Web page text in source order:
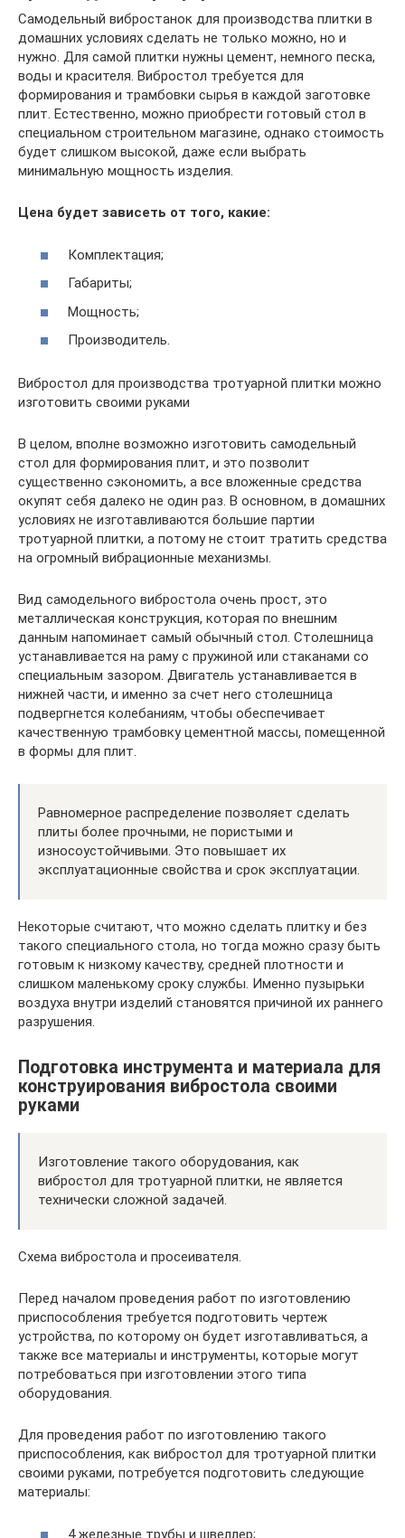
Самодельный вибростанок для производства плитки в
домашних условиях сделать не только можно, но и
нужно. Для самой плитки нужны цемент, немного песка,
воды и красителя. Вибростол требуется для
формирования и трамбовки сырья в каждой заготовке
плит. Естественно, можно приобрести готовый стол в
специальном строительном магазине, однако стоимость
будет слишком высокой, даже если выбрать
минимальную мощность изделия.
Цена будет зависеть от того, какие:
Комплектация;
Габариты;
Мощность;
Производитель.
Вибростол для производства тротуарной плитки можно
изготовить своими руками
В целом, вполне возможно изготовить самодельный
стол для формирования плит, и это позволит
существенно сэкономить, а все вложенные средства
окупят себя далеко не один раз. В основном, в домашних
условиях не изготавливаются большие партии
тротуарной плитки, а потому не стоит тратить средства
на огромный вибрационные механизмы.
Вид самодельного вибростола очень прост, это
металлическая конструкция, которая по внешним
данным напоминает самый обычный стол. Столешница
устанавливается на раму с пружиной или стаканами со
специальным зазором. Двигатель устанавливается в
нижней части, и именно за счет него столешница
подвергнется колебаниям, чтобы обеспечивает
качественную трамбовку цементной массы, помещенной
в формы для плит.
Равномерное распределение позволяет сделать
плиты более прочными, не пористыми и
износоустойчивыми. Это повышает их
эксплуатационные свойства и срок эксплуатации.
Некоторые считают, что можно сделать плитку и без
такого специального стола, но тогда можно сразу быть
готовым к низкому качеству, средней плотности и
слишком маленькому сроку службы. Именно пузырьки
воздуха внутри изделий становятся причиной их раннего
разрушения.
Подготовка инструмента и материала для
конструирования вибростола своими
руками
Изготовление такого оборудования, как
вибростол для тротуарной плитки, не является
технически сложной задачей.
Схема вибростола и просеивателя.
Перед началом проведения работ по изготовлению
приспособления требуется подготовить чертеж
устройства, по которому он будет изготавливаться, а
также все материалы и инструменты, которые могут
потребоваться при изготовлении этого типа
оборудования.
Для проведения работ по изготовлению такого
приспособления, как вибростол для тротуарной плитки
своими руками, потребуется подготовить следующие
материалы:
4 железные трубы и швеллер;